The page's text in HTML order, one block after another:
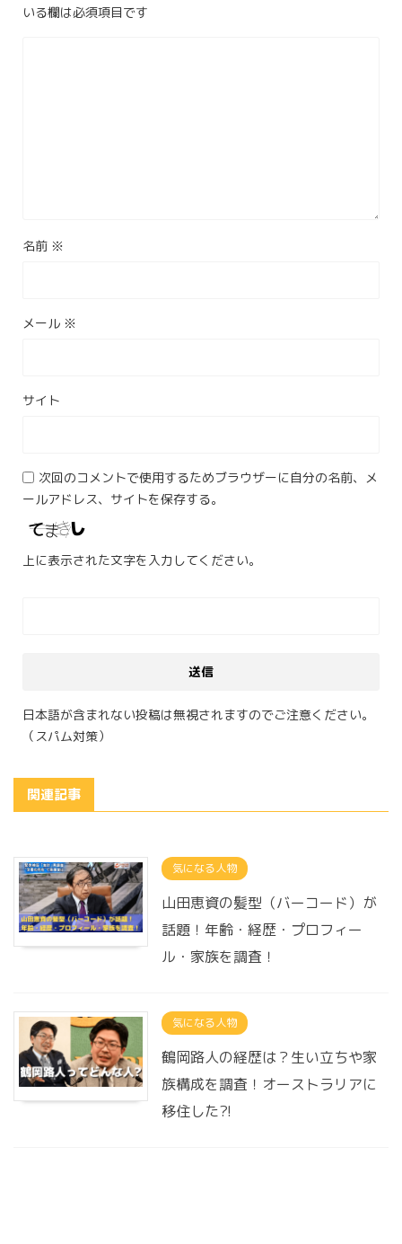
いる欄は必須項目です
名前 ※
メール ※
サイト
次回のコメントで使用するためブラウザーに自分の名前、メ
ールアドレス、サイトを保存する。
上に表示された文字を入力してください。
日本語が含まれない投稿は無視されますのでご注意ください。
（スパム対策）
関連記事
気になる人物
山田恵資の髪型（バーコード）が
話題！年齢・経歴・プロフィー
ル・家族を調査！
気になる人物
鶴岡路人の経歴は？生い立ちや家
族構成を調査！オーストラリアに
移住した?!